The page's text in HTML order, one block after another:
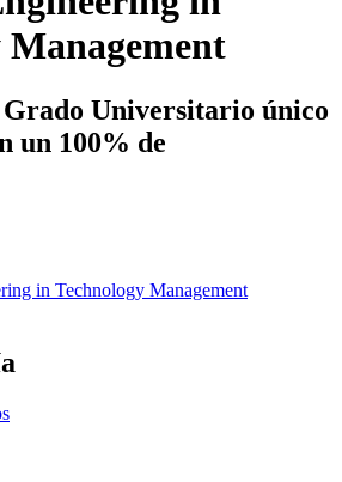
Management
Universitario único
un 100% de
in Technology Management